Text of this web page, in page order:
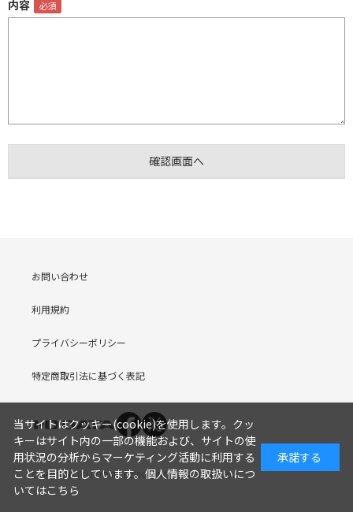
内容
お問い合わせ
利用規約
プライバシーポリシー
特定商取引法に基づく表記
COPYRIGHT (C) I-O DATA DEVICE, INC. Since 2005.9.19
当サイトはクッキー(cookie)を使用します。クッ
キーはサイト内の一部の機能および、サイトの使
用状況の分析からマーケティング活動に利用する
ことを目的としています。個人情報の取扱いにつ
いてはこちら
承諾する